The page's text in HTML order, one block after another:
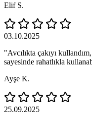
Elif S.
03.10.2025
"Avcılıkta çakıyı
sayesinde rahatlıkla
Ayşe K.
25.09.2025